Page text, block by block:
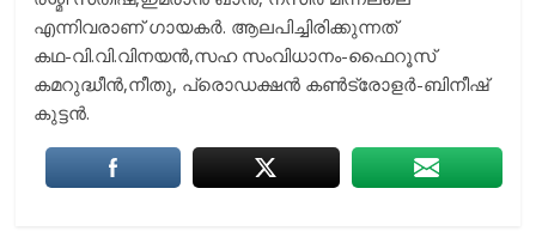
എന്നിവരാണ് ഗായകർ. ആലപിച്ചിരിക്കുന്നത്
കഥ-വി.വി.വിനയൻ,സഹ സംവിധാനം-ഫൈറൂസ്
കമറുദ്ധീൻ,നീതു, പ്രൊഡക്ഷൻ കൺട്രോളർ-ബിനീഷ്
കുട്ടൻ.